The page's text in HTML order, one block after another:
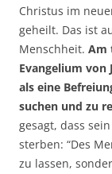
Christus im
geheilt. Das ist
Menschheit. Am
Evangelium von
als eine
suchen und zu
gesagt, dass
sterben: “Des
zu lassen,